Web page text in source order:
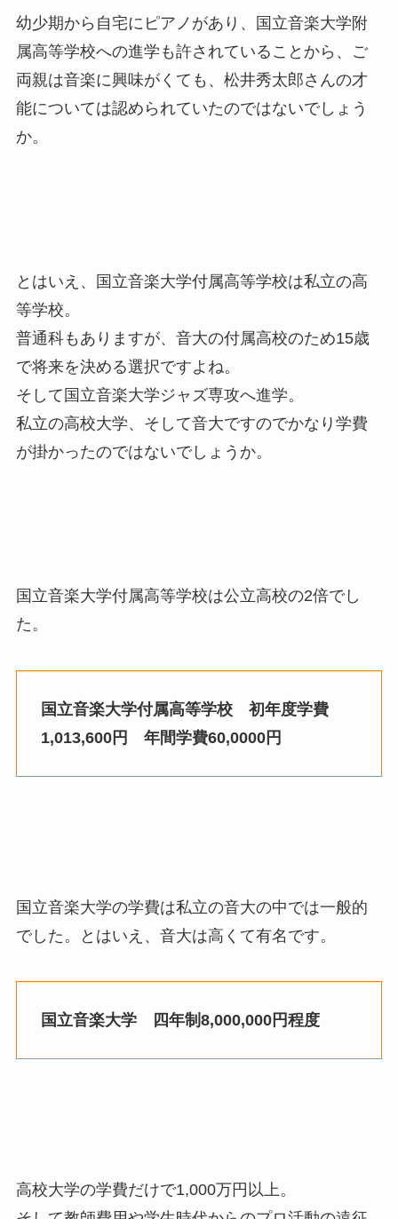
幼少期から自宅にピアノがあり、国立音楽大学附
属高等学校への進学も許されていることから、ご
両親は音楽に興味がくても、松井秀太郎さんの才
能については認められていたのではないでしょう
か。
とはいえ、国立音楽大学付属高等学校は私立の高
等学校。
普通科もありますが、音大の付属高校のため15歳
で将来を決める選択ですよね。
そして国立音楽大学ジャズ専攻へ進学。
私立の高校大学、そして音大ですのでかなり学費
が掛かったのではないでしょうか。
国立音楽大学付属高等学校は公立高校の2倍でし
た。
国立音楽大学付属高等学校 初年度学費
1,013,600円
年間学費60,0000円
国立音楽大学の学費は私立の音大の中では一般的
でした。とはいえ、音大は高くて有名です。
国立音楽大学 四年制8,000,000円程度
高校大学の学費だけで1,000万円以上。